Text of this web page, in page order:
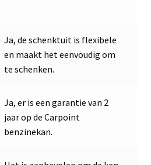
Ja, de schenktuit is flexibele
en maakt het eenvoudig om
te schenken.
Ja, er is een garantie van 2
jaar op de Carpoint
benzinekan.